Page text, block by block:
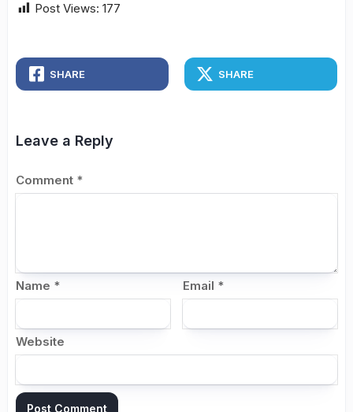
Post Views: 177
SHARE SHARE
Leave a Reply
Comment *
Name * Email *
Website